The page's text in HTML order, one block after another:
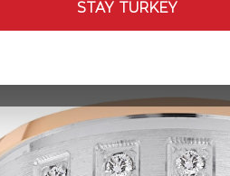
STAY TURKEY